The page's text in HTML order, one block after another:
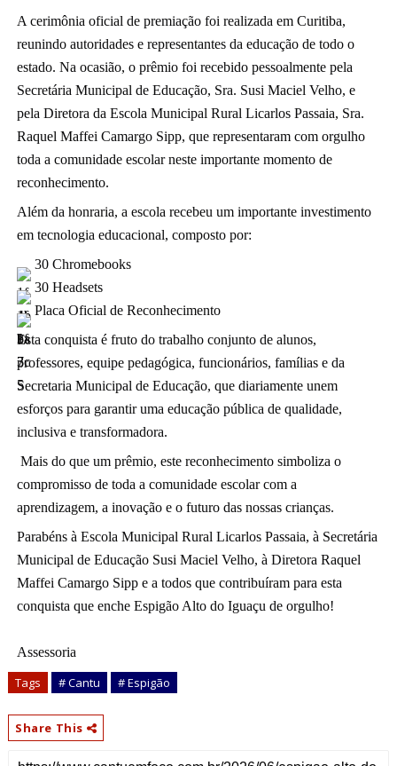
A cerimônia oficial de premiação foi realizada em Curitiba,
reunindo autoridades e representantes da educação de todo o
estado. Na ocasião, o prêmio foi recebido pessoalmente pela
Secretária Municipal de Educação, Sra. Susi Maciel Velho, e
pela Diretora da Escola Municipal Rural Licarlos Passaia, Sra.
Raquel Maffei Camargo Sipp, que representaram com orgulho
toda a comunidade escolar neste importante momento de
reconhecimento.
Além da honraria, a escola recebeu um importante investimento
em tecnologia educacional, composto por:
30 Chromebooks
30 Headsets
Placa Oficial de Reconhecimento
Esta conquista é fruto do trabalho conjunto de alunos,
professores, equipe pedagógica, funcionários, famílias e da
Secretaria Municipal de Educação, que diariamente unem
esforços para garantir uma educação pública de qualidade,
inclusiva e transformadora.
compromisso de toda a comunidade escolar com a
aprendizagem, a inovação e o futuro das nossas crianças.
Parabéns à Escola Municipal Rural Licarlos Passaia, à Secretária
Municipal de Educação Susi Maciel Velho, à Diretora Raquel
Maffei Camargo Sipp e a todos que contribuíram para esta
conquista que enche Espigão Alto do Iguaçu de orgulho!
Assessoria
Tags # Cantu # Espigão
Share This